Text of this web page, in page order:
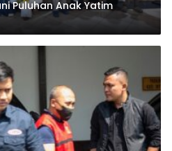
Puluhan Anak Yatim